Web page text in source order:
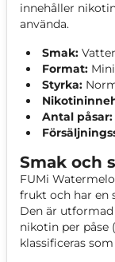
innehåller
använda.
Smak:
Format: Mini
Styrka:
Antal påsar:
Smak och
FUMi
frukt och har en
Den är
nikotin per påse
klassificeras